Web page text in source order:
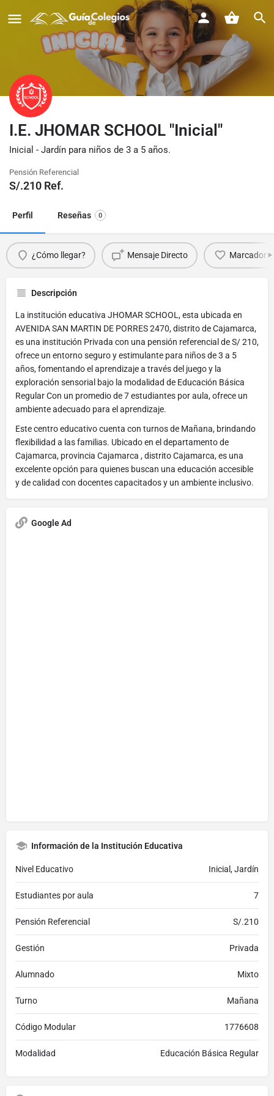
I.E. JHOMAR SCHOOL "Inicial"
Inicial - Jardín para niños de 3 a 5 años.
Pensión Referencial
S/.210 Ref.
Perfil Reseñas 0
¿Cómo llegar? Mensaje Directo Marcador
Descripción
La institución educativa JHOMAR SCHOOL, esta ubicada en
AVENIDA SAN MARTIN DE PORRES 2470, distrito de Cajamarca,
es una institución Privada con una pensión referencial de S/ 210,
ofrece un entorno seguro y estimulante para niños de 3 a 5
años, fomentando el aprendizaje a través del juego y la
exploración sensorial bajo la modalidad de Educación Básica
Regular Con un promedio de 7 estudiantes por aula, ofrece un
ambiente adecuado para el aprendizaje.
Este centro educativo cuenta con turnos de Mañana, brindando
flexibilidad a las familias. Ubicado en el departamento de
Cajamarca, provincia Cajamarca , distrito Cajamarca, es una
excelente opción para quienes buscan una educación accesible
y de calidad con docentes capacitados y un ambiente inclusivo.
Google Ad
Información de la Institución Educativa
Nivel Educativo Inicial, Jardín
Estudiantes por aula 7
Pensión Referencial S/.210
Gestión Privada
Alumnado Mixto
Turno Mañana
Código Modular 1776608
Modalidad Educación Básica Regular